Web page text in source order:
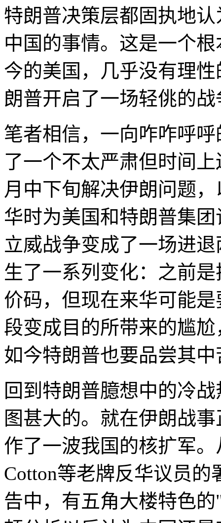
特朗普决策层都固执地
中国的事情。这是一个
今的美国，几乎没有理
朗普开启了一场轻佻的
笔者相信，一向咋咋呼
了一个不太严肃但时间
月中下旬解决伊朗问题
华时为美国和特朗普集
立威战争变成了一场进
生了一系列变化：之前
价码，但现在来华可能
段变成目的所带来的尴
如今特朗普也要品尝其
回到特朗普臆想中的冷
图甚大的。就在伊朗战
作了一波我国的核扩军
Cotton等老牌反华议员
告中，有五角大楼特色